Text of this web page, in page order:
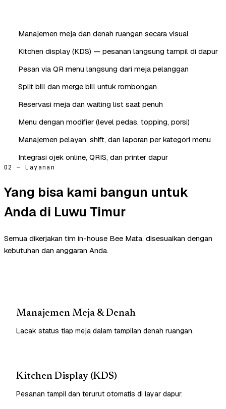
Manajemen meja dan denah ruangan secara visual
Kitchen display (KDS) — pesanan langsung tampil di dapur
Pesan via QR menu langsung dari meja pelanggan
Split bill dan merge bill untuk rombongan
Reservasi meja dan waiting list saat penuh
Menu dengan modifier (level pedas, topping, porsi)
Manajemen pelayan, shift, dan laporan per kategori menu
Integrasi ojek online, QRIS, dan printer dapur
02 — Layanan
Yang bisa kami bangun untuk
Anda di Luwu Timur
Semua dikerjakan tim in-house Bee Mata, disesuaikan dengan
kebutuhan dan anggaran Anda.
Manajemen Meja & Denah
Lacak status tiap meja dalam tampilan denah ruangan.
Kitchen Display (KDS)
Pesanan tampil dan terurut otomatis di layar dapur.